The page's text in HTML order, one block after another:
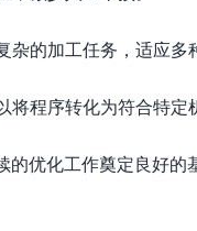
的加工任务，适应多
程序转化为符合特定
优化工作奠定良好的